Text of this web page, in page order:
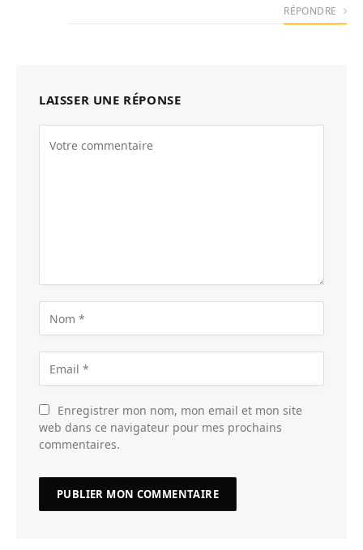
RÉPONDRE
LAISSER UNE RÉPONSE
Enregistrer mon nom, mon email et mon site
web dans ce navigateur pour mes prochains
commentaires.